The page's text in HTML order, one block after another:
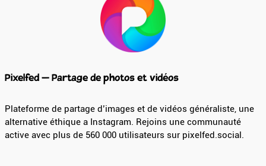
Pixelfed – Partage de photos et vidéos
Plateforme de partage d’images et de vidéos généraliste, une
alternative éthique a Instagram. Rejoins une communauté
active avec plus de 560 000 utilisateurs sur pixelfed.social.